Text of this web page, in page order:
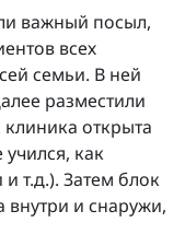
важный посыл,
всех
семьи. В ней
разместили
открыта
как
т.д.). Затем блок
внутри и снаружи,